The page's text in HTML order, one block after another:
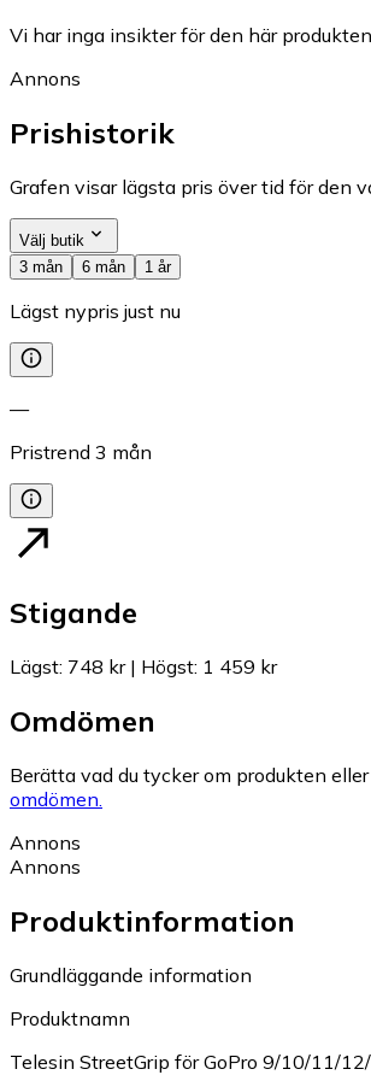
Vi har inga insikter för den här produkten
Annons
Prishistorik
Grafen visar lägsta pris över tid för den
Välj butik
3 mån
6 mån 1 år
Lägst nypris just nu
—
Pristrend 3 mån
Stigande
Lägst: 748 kr| Högst: 1 459 kr
Omdömen
Berätta vad du tycker om produkten
omdömen.
Annons
Annons
Produktinformation
Grundläggande information
Produktnamn
Telesin StreetGrip för GoPro 9/10/11/